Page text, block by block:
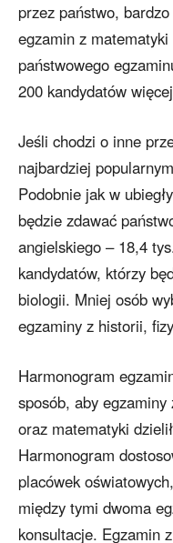
przez państwo,
egzamin z
państwowego
200 kandydatów
Jeśli chodzi o inne
najbardziej
Podobnie jak w
będzie zdawać
angielskiego – 18,4
kandydatów, którzy
biologii. Mniej osób
egzaminy z historii,
Harmonogram
sposób, aby
oraz matematyki
Harmonogram
placówek
między tymi dwoma
konsultacje. Egzamin